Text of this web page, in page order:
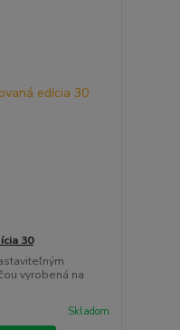
30
vyrobená na
Skladom